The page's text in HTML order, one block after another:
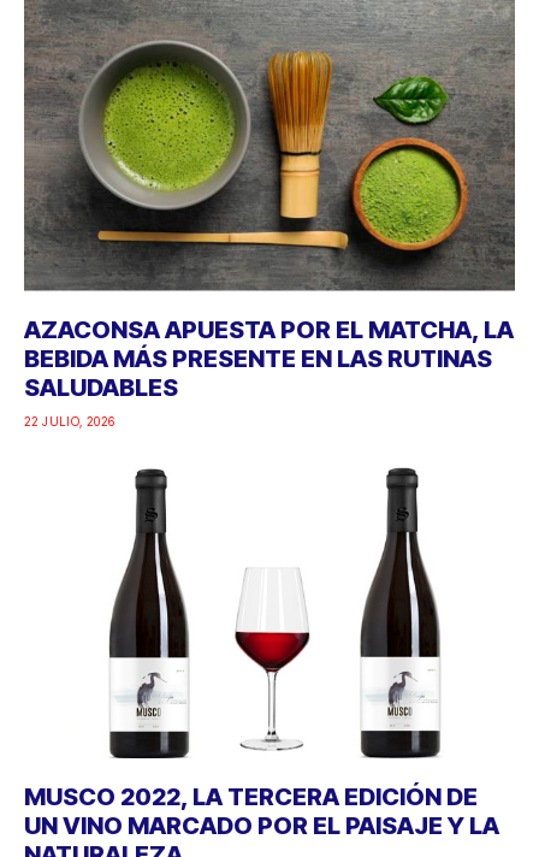
AZACONSA APUESTA POR EL MATCHA, LA
BEBIDA MÁS PRESENTE EN LAS RUTINAS
SALUDABLES
22 JULIO, 2026
MUSCO 2022, LA TERCERA EDICIÓN DE
UN VINO MARCADO POR EL PAISAJE Y LA